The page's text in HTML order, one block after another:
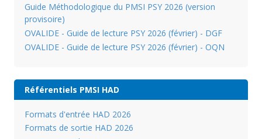
Guide Méthodologique du PMSI PSY 2026 (version
provisoire)
OVALIDE - Guide de lecture PSY 2026 (février) - DGF
OVALIDE - Guide de lecture PSY 2026 (février) - OQN
Référentiels PMSI HAD
Formats d'entrée HAD 2026
Formats de sortie HAD 2026